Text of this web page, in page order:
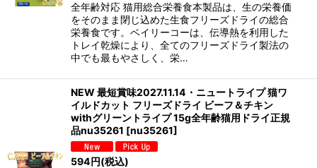
全年齢対応 猫用総合栄養食本製品は、生の栄養価
をそのまま閉じ込めた生食フリーズドライの総合
栄養食です。ベイリーコーは、伝導熱を利用した
トレイ乾燥により、全てのフリーズドライ製法の
中でも最もやさしく、栄…
NEW 最短賞味2027.11.14・ニュートライプ 猫ワ
イルドカット フリーズドライ ビーフ＆チキン
withグリーントライプ 15g全年齢猫用ドライ正規
品nu35261 [nu35261]
594円(税込)